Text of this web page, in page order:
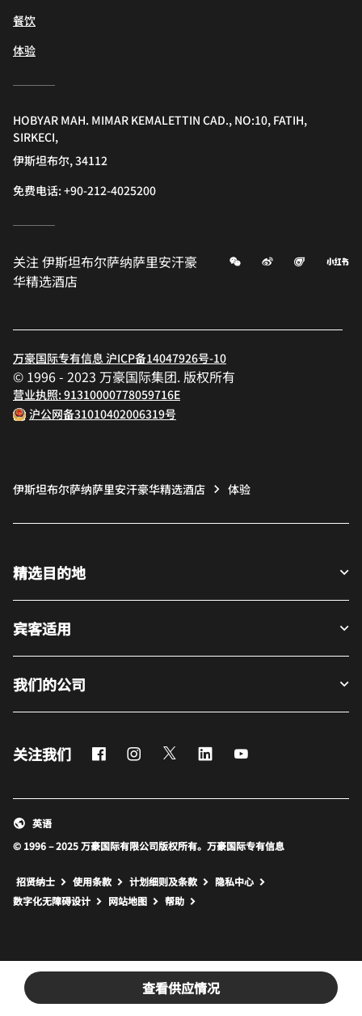
查看供应情况
餐饮
体验
HOBYAR MAH. MIMAR KEMALETTIN CAD., NO:10, FATIH,
SIRKECI,
伊斯坦布尔, 34112
免费电话:+90-212-4025200
关注 伊斯坦布尔萨纳萨里安汗豪
华精选酒店
微信 微博 飞猪
万豪国际专有信息 沪ICP备14047926号-10
© 1996 - 2023 万豪国际集团. 版权所有
营业执照: 91310000778059716E
沪公网备31010402006319号
伊斯坦布尔萨纳萨里安汗豪华精选酒店 体验
精选目的地
宾客适用
我们的公司
关注我们 FacebookInstagram
Twitter LinkedIn
© 1996 – 2025 万豪国际有限公司版权所有。万豪国际专有信息
英语
招贤纳士 使用条款 计划细则及条款
隐私中心
数字化无障碍设计
网站地图 打开新窗口
帮助